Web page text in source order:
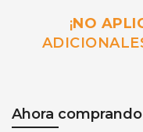
¡NO
Ahora